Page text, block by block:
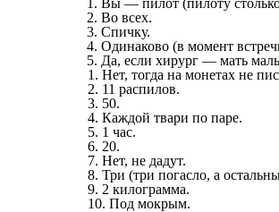
Вы — пилот (пилоту
Во всех.
Спичку.
Одинаково (в момент
Да, если хирург — мать
Нет, тогда на монетах не
11 распилов.
50.
Каждой твари по паре.
1 час.
20.
Нет, не дадут.
Три (три погасло, а
2 килограмма.
Под мокрым.